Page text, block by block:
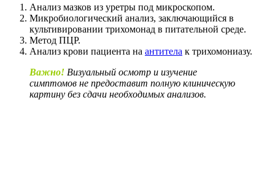
Анализ мазков из уретры под микроскопом.
Микробиологический анализ, заключающийся в
культивировании трихомонад в питательной среде.
Метод ПЦР.
Анализ крови пациента на антитела к трихомониазу.
Важно! Визуальный осмотр и изучение
симптомов не предоставит полную клиническую
картину без сдачи необходимых анализов.